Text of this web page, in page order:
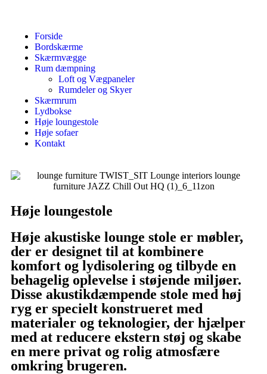
Forside
Bordskærme
Skærmvægge
Rum dæmpning
Loft og Vægpaneler
Rumdeler og Skyer
Skærmrum
Lydbokse
Høje loungestole
Høje sofaer
Kontakt
Høje loungestole
Høje akustiske lounge stole er møbler,
der er designet til at kombinere
komfort og lydisolering og tilbyde en
behagelig oplevelse i støjende miljøer.
Disse akustikdæmpende stole med høj
ryg er specielt konstrueret med
materialer og teknologier, der hjælper
med at reducere ekstern støj og skabe
en mere privat og rolig atmosfære
omkring brugeren.